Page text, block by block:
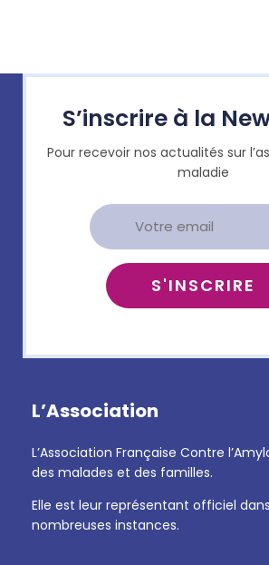
S’inscrire à la
Pour recevoir nos actualités sur
maladie
L’Association
L’Association Française Contre
des malades et des familles.
Elle est leur représentant officiel
nombreuses instances.